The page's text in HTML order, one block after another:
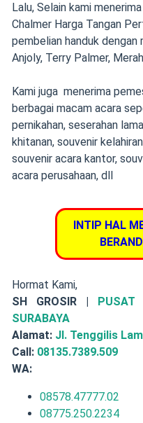
Lalu, Selain kami
Chalmer Harga Tangan
pembelian handuk
Anjoly, Terry Palmer,
Kami juga menerima
berbagai macam acara
pernikahan, seserahan
khitanan, souvenir
souvenir acara kantor,
acara perusahaan, dll
INTIP HAL
Hormat Kami,
SH GROSIR | PUSAT
SURABAYA
Alamat: Jl. Tenggilis
Call: 08135.7389.509
WA:
08578.47777.02
08775.250.2234